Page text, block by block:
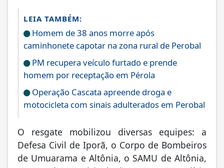
LEIA TAMBÉM:
Homem de 38 anos morre após
caminhonete capotar na zona rural de Perobal
PM recupera veículo furtado e prende
homem por receptação em Pérola
Operação Cascata apreende droga e
motocicleta com sinais adulterados em Perobal
O resgate mobilizou diversas equipes: a
Defesa Civil de Iporã, o Corpo de Bombeiros
de Umuarama e Altônia, o SAMU de Altônia,